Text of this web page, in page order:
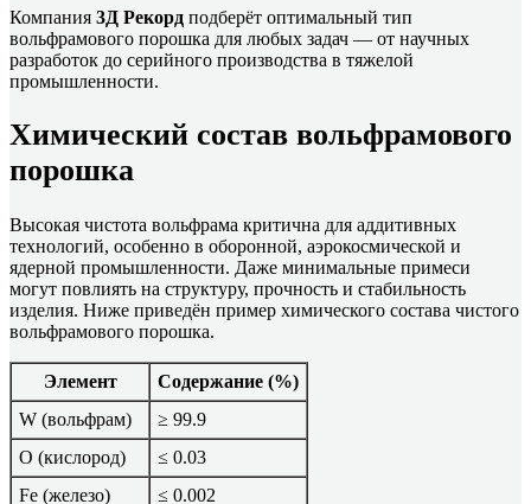
Компания 3Д Рекорд подберёт оптимальный тип
вольфрамового порошка для любых задач — от научных
разработок до серийного производства в тяжелой
промышленности.
Химический состав вольфрамового
порошка
Высокая чистота вольфрама критична для аддитивных
технологий, особенно в оборонной, аэрокосмической и
ядерной промышленности. Даже минимальные примеси
могут повлиять на структуру, прочность и стабильность
изделия. Ниже приведён пример химического состава чистого
вольфрамового порошка.
Элемент
Содержание (%)
W (вольфрам)
≥ 99.9
O (кислород)
≤ 0.03
Fe (железо)
≤ 0.002